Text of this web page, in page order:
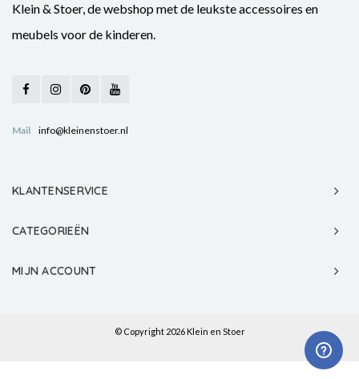
Klein & Stoer, de webshop met de leukste accessoires en
meubels voor de kinderen.
Mail info@kleinenstoer.nl
KLANTENSERVICE
CATEGORIEËN
MIJN ACCOUNT
© Copyright 2026 Klein en Stoer